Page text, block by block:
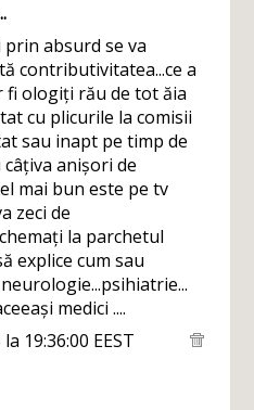
prin absurd se va
contributivitatea...ce a
fi ologiți rău de tot ăia
cu plicurile la comisii
sau inapt pe timp de
câțiva anișori de
mai bun este pe tv
zeci de
la parchetul
explice cum sau
medici ....
19:36:00 EEST